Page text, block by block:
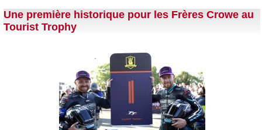
Une première historique pour les Frères Crowe au
Tourist Trophy